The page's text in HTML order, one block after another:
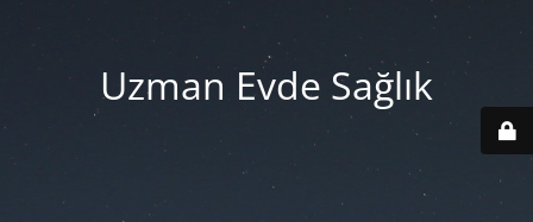
Uzman Evde Sağlık